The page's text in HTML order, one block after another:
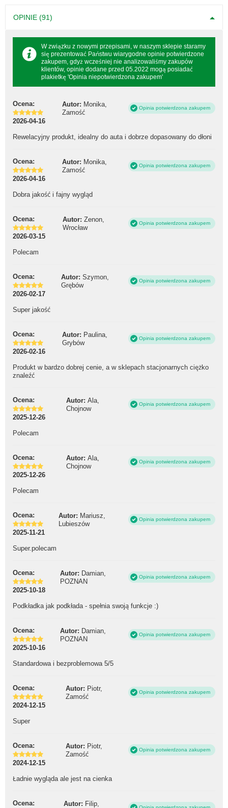
OPINIE (91)
W związku z nowymi przepisami, w naszym sklepie staramy
się prezentować Państwu wiarygodne opinie potwierdzone
zakupem, gdyż wcześniej nie analizowaliśmy zakupów
klientów, opinie dodane przed 05.2022 mogą posiadać
plakietkę 'Opinia niepotwierdzona zakupem'
Ocena: Autor: Monika,
Zamość
Opinia potwierdzona zakupem
2026-04-16
Rewelacyjny produkt, idealny do auta i dobrze dopasowany do dłoni
Ocena: Autor: Monika,
Zamość
Opinia potwierdzona zakupem
2026-04-16
Dobra jakość i fajny wygląd
Ocena: Autor: Zenon,
Wrocław
Opinia potwierdzona zakupem
2026-03-15
Polecam
Ocena: Autor: Szymon,
Grębów
Opinia potwierdzona zakupem
2026-02-17
Super jakość
Ocena: Autor: Paulina,
Grybów
Opinia potwierdzona zakupem
2026-02-16
Produkt w bardzo dobrej cenie, a w sklepach stacjonarnych ciężko
znaleźć
Ocena: Autor: Ala,
Chojnow
Opinia potwierdzona zakupem
2025-12-26
Polecam
Ocena: Autor: Ala,
Chojnow
Opinia potwierdzona zakupem
2025-12-26
Polecam
Ocena: Autor: Mariusz,
Lubieszów
Opinia potwierdzona zakupem
2025-11-21
Super.polecam
Ocena: Autor: Damian,
POZNAN
Opinia potwierdzona zakupem
2025-10-18
Podkładka jak podkłada - spełnia swoją funkcje :)
Ocena: Autor: Damian,
POZNAN
Opinia potwierdzona zakupem
2025-10-16
Standardowa i bezproblemowa 5/5
Ocena: Autor: Piotr,
Zamość
Opinia potwierdzona zakupem
2024-12-15
Super
Ocena: Autor: Piotr,
Zamość
Opinia potwierdzona zakupem
2024-12-15
Ładnie wygląda ale jest na cienka
Ocena: Autor: Filip,